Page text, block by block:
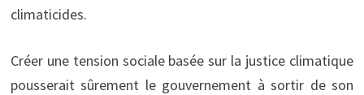
climaticides.
Créer une tension sociale basée sur la justice climatique
pousserait sûrement le gouvernement à sortir de son